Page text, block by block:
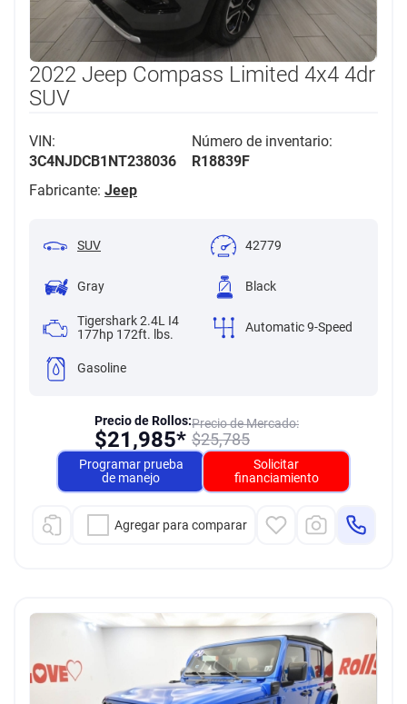
2022 Jeep Compass Limited 4x4 4dr
SUV
VIN:
3C4NJDCB1NT238036
Número de inventario:
R18839F
Fabricante: Jeep
SUV 42779
Gray Black
Tigershark 2.4L I4
177hp 172ft. lbs.
Automatic 9-Speed
Gasoline
Precio de Mercado:
$25,785
Precio de Rollos:
$21,985*
Programar prueba
de manejo
Solicitar
financiamiento
Agregar para comparar